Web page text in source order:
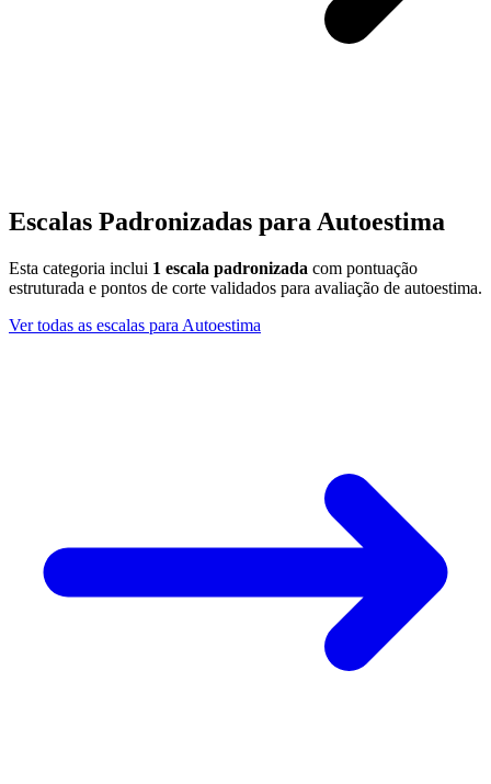
Escalas Padronizadas paraAutoestima
Esta categoria inclui 1 escala padronizada com pontuação
estruturada e pontos de corte validados para avaliação de autoestima.
Ver todas as escalas para Autoestima